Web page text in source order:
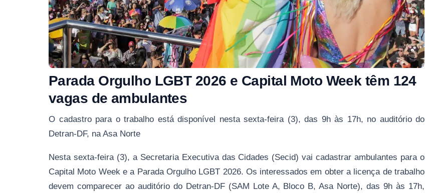
Parada Orgulho LGBT 2026 e Capital Moto Week têm 124
vagas de ambulantes
O cadastro para o trabalho está disponível nesta sexta-feira (3), das 9h às 17h, no auditório do
Detran-DF, na Asa Norte
Nesta sexta-feira (3), a Secretaria Executiva das Cidades (Secid) vai cadastrar ambulantes para o
Capital Moto Week e a Parada Orgulho LGBT 2026. Os interessados em obter a licença de trabalho
devem comparecer ao auditório do Detran-DF (SAM Lote A, Bloco B, Asa Norte), das 9h às 17h,